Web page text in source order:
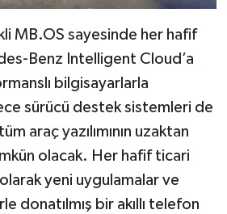
MB.OS sayesinde her hafif
Benz Intelligent Cloud’a
bilgisayarlarla
sürücü destek sistemleri de
araç yazılımının uzaktan
olacak. Her hafif ticari
yeni uygulamalar ve
donatılmış bir akıllı telefon